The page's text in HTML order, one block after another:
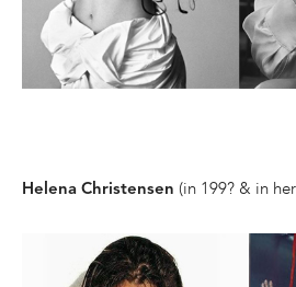
Helena Christensen (in 199? & in